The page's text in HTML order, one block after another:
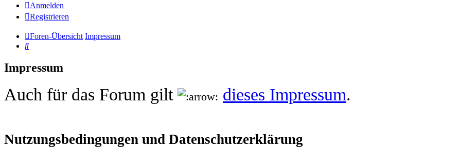
Anmelden
Registrieren
Foren-Übersicht Impressum
Suche
Impressum
Auch für das Forum gilt dieses Impressum.
Nutzungsbedingungen und Datenschutzerklärung